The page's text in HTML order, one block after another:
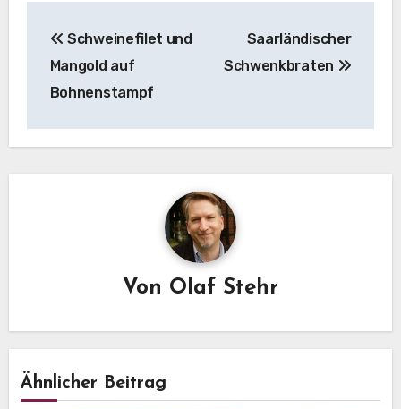
Schweinefilet und
Mangold auf
Bohnenstampf
Saarländischer
Schwenkbraten
Von Olaf Stehr
Ähnlicher Beitrag
Hausmannskost
Kochrezepte: Fleisch